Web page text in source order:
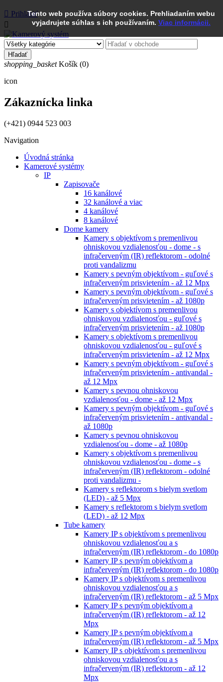
Tento web používa súbory cookies. Prehliadaním webu
vyjadrujete súhlas s ich používaním. Viac informácii.
 Prihlásiť

Hľadať
shopping_basket Košík (0)
icon
Zákaznícka linka
(+421) 0944 523 003
Navigation
Úvodná stránka
Kamerové systémy
IP
Zapisovače
16 kanálové
32 kanálové a viac
4 kanálové
8 kanálové
Dome kamery
Kamery s objektívom s premenlivou
ohniskovou vzdialenosťou - dome - s
infračerveným (IR) reflektorom - odolné
proti vandalizmu
Kamery s pevným objektívom - guľové s
infračerveným prisvietením - až 12 Mpx
Kamery s pevným objektívom - guľové s
infračerveným prisvietením - až 1080p
Kamery s objektívom s premenlivou
ohniskovou vzdialenosťou - guľové s
infračerveným prisvietením - až 1080p
Kamery s objektívom s premenlivou
ohniskovou vzdialenosťou - guľové s
infračerveným prisvietením - až 12 Mpx
Kamery s pevným objektívom - guľové s
infračerveným prisvietením - antivandal -
až 12 Mpx
Kamery s pevnou ohniskovou
vzdialenosťou - dome - až 12 Mpx
Kamery s pevným objektívom - guľové s
infračerveným prisvietením - antivandal -
až 1080p
Kamery s pevnou ohniskovou
vzdialenosťou - dome - až 1080p
Kamery s objektívom s premenlivou
ohniskovou vzdialenosťou - dome - s
infračerveným (IR) reflektorom - odolné
proti vandalizmu -
Kamery s reflektorom s bielym svetlom
(LED) - až 5 Mpx
Kamery s reflektorom s bielym svetlom
(LED) - až 12 Mpx
Tube kamery
Kamery IP s objektívom s premenlivou
ohniskovou vzdialenosťou a s
infračerveným (IR) reflektorom - do 1080p
Kamery IP s pevným objektívom a
infračerveným (IR) reflektorom - do 1080p
Kamery IP s objektívom s premenlivou
ohniskovou vzdialenosťou a s
infračerveným (IR) reflektorom - až 5 Mpx
Kamery IP s pevným objektívom a
infračerveným (IR) reflektorom - až 12
Mpx
Kamery IP s pevným objektívom a
infračerveným (IR) reflektorom - až 5 Mpx
Kamery IP s objektívom s premenlivou
ohniskovou vzdialenosťou a s
infračerveným (IR) reflektorom - až 12
Mpx